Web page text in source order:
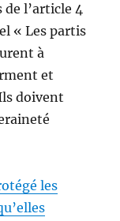
l’article 4
« Les partis
à
et
doivent
les